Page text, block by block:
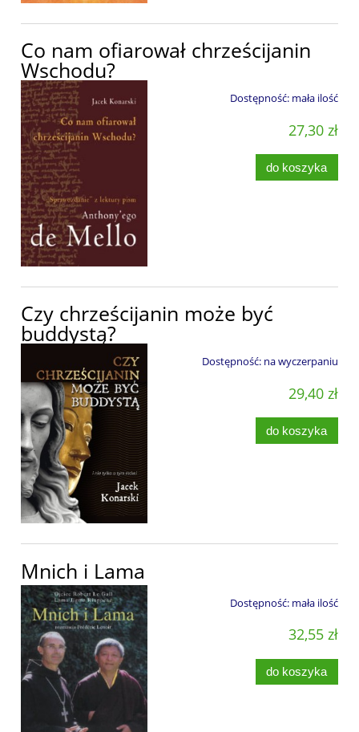
Co nam ofiarował chrześcijanin
Wschodu?
Dostępność: mała ilość
27,30 zł
do koszyka
Czy chrześcijanin może być
buddystą?
Dostępność: na wyczerpaniu
29,40 zł
do koszyka
Mnich i Lama
Dostępność: mała ilość
32,55 zł
do koszyka